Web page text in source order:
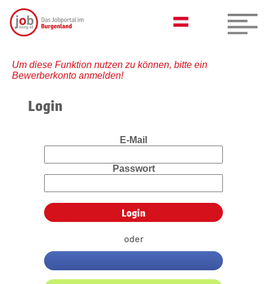
Um diese Funktion nutzen zu können, bitte ein
Bewerberkonto anmelden!
Login
E-Mail
Passwort
oder